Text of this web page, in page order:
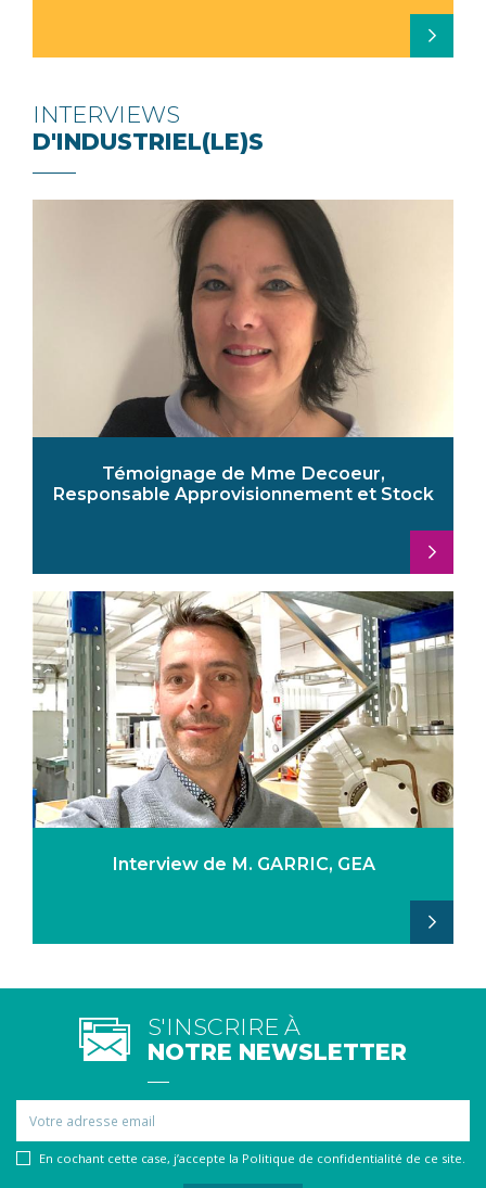
INTERVIEWS
D'INDUSTRIEL(LE)S
Témoignage de Mme Decoeur,
Responsable Approvisionnement et Stock
Interview de M. GARRIC, GEA
S'INSCRIRE À
NOTRE NEWSLETTER
En cochant cette case, j’accepte la Politique de confidentialité de ce site.